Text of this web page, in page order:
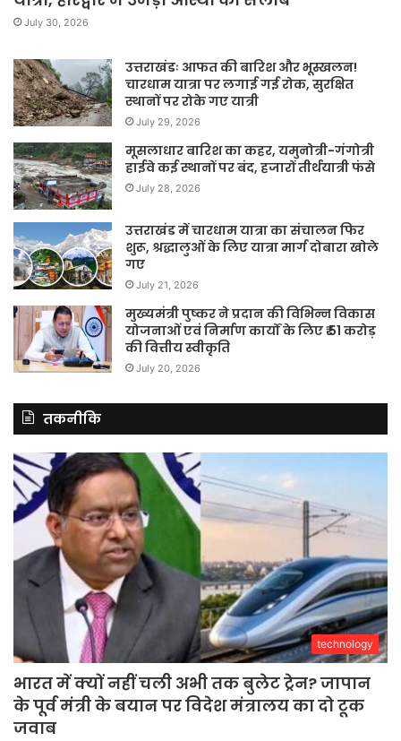
July 30, 2026
उत्तराखंडः आफत की बारिश और भूस्खलन!
चारधाम यात्रा पर लगाई गई रोक, सुरक्षित
स्थानों पर रोके गए यात्री
July 29, 2026
मूसलाधार बारिश का कहर, यमुनोत्री-गंगोत्री
हाईवे कई स्थानों पर बंद, हजारों तीर्थयात्री फंसे
July 28, 2026
उत्तराखंड में चारधाम यात्रा का संचालन फिर
शुरू, श्रद्धालुओं के लिए यात्रा मार्ग दोबारा खोले
गए
July 21, 2026
मुख्यमंत्री पुष्कर ने प्रदान की विभिन्न विकास
योजनाओं एवं निर्माण कार्यों के लिए ₹ 51 करोड़
की वित्तीय स्वीकृति
July 20, 2026
तकनीकि
technology
भारत में क्यों नहीं चली अभी तक बुलेट ट्रेन? जापान
के पूर्व मंत्री के बयान पर विदेश मंत्रालय का दो टूक
जवाब